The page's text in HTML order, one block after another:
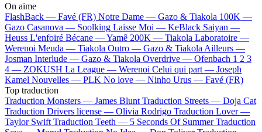
On aime
FlashBack — Favé (FR) Notre Dame — Gazo & Tiakola 100K —
Gazo Casanova — Soolking Laisse Moi — KeBlack Saiyan —
Heuss L'enfoiré Bécane —Yamê 200K — Tiakola Laboratoire —
Werenoi Meuda — Tiakola Outro — Gazo & Tiakola Ailleurs —
Josman Interlude — Gazo & Tiakola Overdrive — Ofenbach 1 2 3
4 — ZOKUSH La League — Werenoi Celui qui part — Joseph
Kamel Nouvelles — PLK No love — Ninho Urus — Favé (FR)
Top traduction
Traduction Monsters — James Blunt Traduction Streets — Doja Cat
Traduction Drivers license — Olivia Rodrigo Traduction Lover —
Taylor Swift Traduction Teeth — 5 Seconds Of Summer Traduction